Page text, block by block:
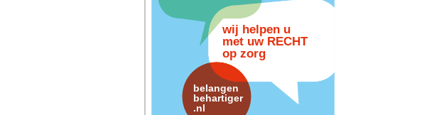
wij helpen u
met uw RECHT
op zorg
belangen
behartiger
.nl